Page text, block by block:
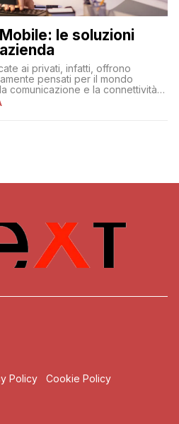
le soluzioni
ai privati, infatti, offrono
pensati per il mondo
comunicazione e la connettività
Policy
Cookie Policy